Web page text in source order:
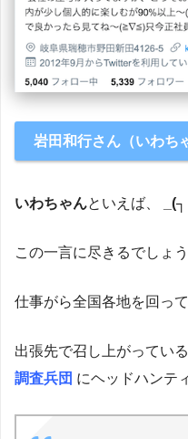
岩田和行さん（いわ
いわちゃんといえば、
この一言に尽きるでしょう
仕事がら全国各地を回っ
出張先で召し上がってい
調査兵団 にヘッドハンテ